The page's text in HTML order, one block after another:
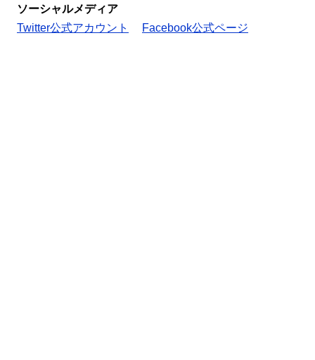
ソーシャルメディア
Twitter公式アカウント
Facebook公式ページ